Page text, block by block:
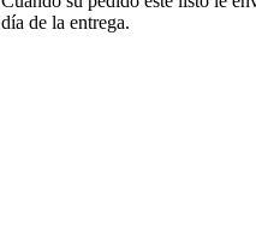
día de la entrega.